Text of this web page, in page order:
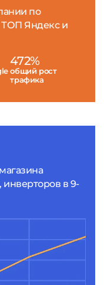
инверторов в 9-
по
ТОП Яндекс и
472%
общий рост
трафика